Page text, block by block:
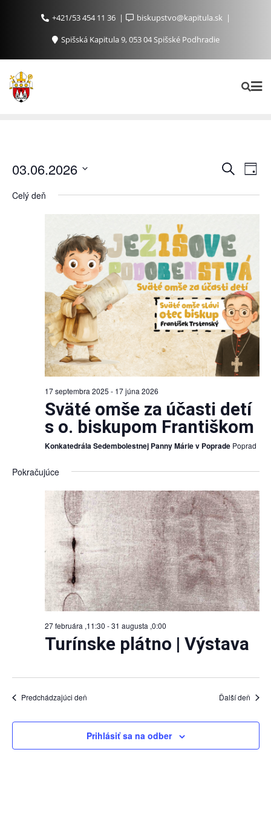
+421/53 454 11 36
biskupstvo@kapitula.sk
Spišská Kapitula 9, 053 04 Spišské Podhradie
Udalosti
and
Views
Vyhľadať
Day
03.06.2026
dátum.
Celý deň
17 septembra 2025 - 17 júna 2026
Sväté omše za účasti detí
s o. biskupom Františkom
Konkatedrála Sedembolestnej Panny Márie v Poprade Poprad
Pokračujúce
27 februára ,11:30 -31 augusta ,0:00
Turínske plátno | Výstava
Predchádzajúci deň Ďalší deň
Prihlásiť sa na odber